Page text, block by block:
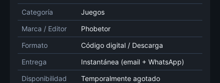
Categoría
Juegos
Marca / Editor
Phobetor
Formato
Código digital / Descarga
Entrega
Instantánea (email + WhatsApp)
Disponibilidad
Temporalmente agotado